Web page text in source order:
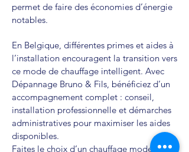
permet de faire des économies d’énergie
notables.
En Belgique, différentes primes et aides à
l’installation encouragent la transition vers
ce mode de chauffage intelligent. Avec
Dépannage Bruno & Fils, bénéficiez d’un
accompagnement complet : conseil,
installation professionnelle et démarches
administratives pour maximiser les aides
disponibles.
Faites le choix d’un chauffage moderne,